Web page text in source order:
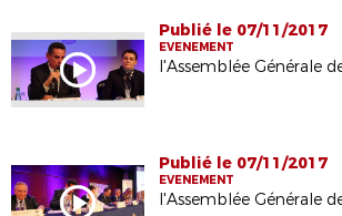
Publié le 07/11/2017
EVENEMENT
Publié le 07/11/2017
EVENEMENT